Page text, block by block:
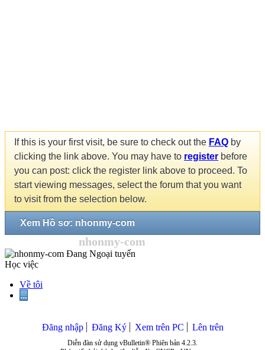
If this is your first visit, be sure to check out the FAQ by
clicking the link above. You may have to register before
you can post: click the register link above to proceed. To
start viewing messages, select the forum that you want
to visit from the selection below.
Xem Hồ sơ: nhonmy-com
nhonmy-com
Học việc
Về tôi
...
Đăng nhập Đăng Ký Xem trên PC Lên trên
Diễn đàn sử dụng vBulletin® Phiên bản 4.2.3.